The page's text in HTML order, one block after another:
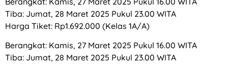
Tiba: Jumat, 28 Maret 2025 Pukul 23.00 WITA
Harga Tiket: Rp1.692.000 (Kelas 1A/A)
Berangkat: Kamis, 27 Maret 2025 Pukul 16.00 WITA
Tiba: Jumat, 28 Maret 2025 Pukul 23.00 WITA